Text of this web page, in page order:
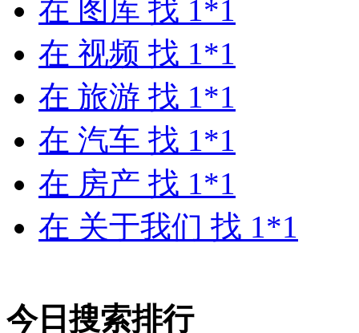
在 图库 找 1*1
在 视频 找 1*1
在 旅游 找 1*1
在 汽车 找 1*1
在 房产 找 1*1
在 关于我们 找 1*1
今日搜索排行